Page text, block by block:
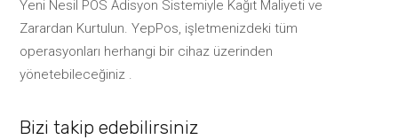
Yeni Nesil POS Adisyon Sistemiyle Kağıt Maliyeti ve
Zarardan Kurtulun. YepPos, işletmenizdeki tüm
operasyonları herhangi bir cihaz üzerinden
yönetebileceğiniz .
Bizi takip edebilirsiniz